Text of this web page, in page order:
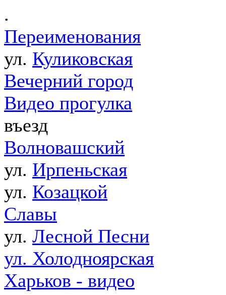
.
Переименования
ул. Куликовская
Вечерний город
Видео прогулка
въезд
Волновашский
ул. Ирпеньская
ул. Козацкой
Славы
ул. Лесной Песни
ул. Холодноярская
Харьков - видео